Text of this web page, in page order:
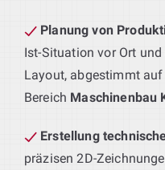
Planung von
Ist-Situation vor Ort
Layout, abgestimmt
Bereich Maschinenbau
Erstellung
präzisen 2D-